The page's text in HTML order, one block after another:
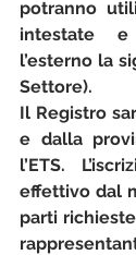
potranno
intestate
l’esterno la
Settore).
Il Registro
e dalla
l’ETS.
effettivo dal
parti